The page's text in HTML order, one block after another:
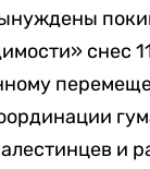
снес
и